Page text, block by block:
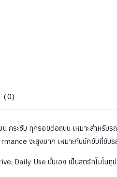
(0)
กระชับ ทุกรอยต่อถนน เหมาะสำหรั
จะสูงมาก เหมาะกับนักขับที่ขับ
Daily Use นั่นเอง เป็นสตรัทโมโน